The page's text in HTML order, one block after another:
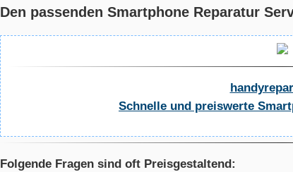
Den passenden Smartphone Reparatur
Schnelle und preiswerte
Folgende Fragen sind oft Preisgestaltend: